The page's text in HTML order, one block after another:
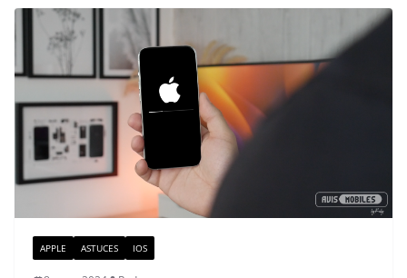
APPLE ASTUCES IOS